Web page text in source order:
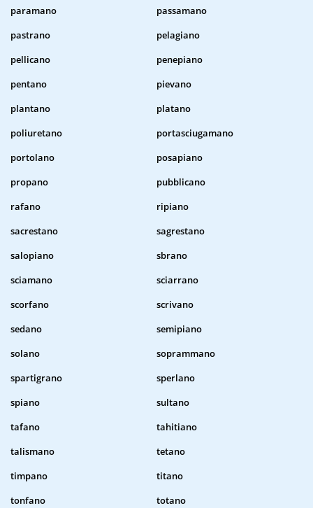
paramano
passamano
pastrano
pelagiano
pellicano
penepiano
pentano
pievano
plantano
platano
poliuretano
portasciugamano
portolano
posapiano
propano
pubblicano
rafano
ripiano
sacrestano
sagrestano
salopiano
sbrano
sciamano
sciarrano
scorfano
scrivano
sedano
semipiano
solano
soprammano
spartigrano
sperlano
spiano
sultano
tafano
tahitiano
talismano
tetano
timpano
titano
tonfano
totano